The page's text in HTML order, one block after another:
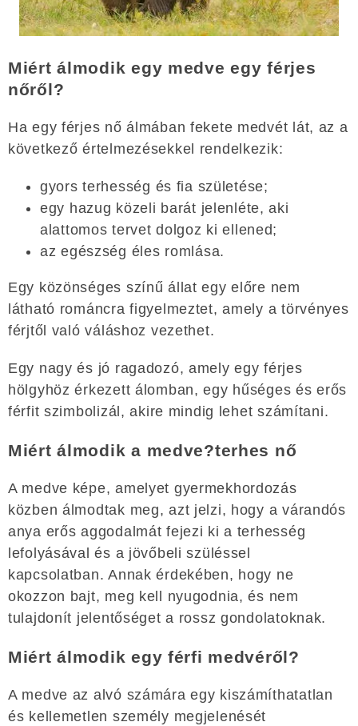
Miért álmodik egy medve egy férjes
nőről?
Ha egy férjes nő álmában fekete medvét lát, az a
következő értelmezésekkel rendelkezik:
gyors terhesség és fia születése;
egy hazug közeli barát jelenléte, aki
alattomos tervet dolgoz ki ellened;
az egészség éles romlása.
Egy közönséges színű állat egy előre nem
látható románcra figyelmeztet, amely a törvényes
férjtől való váláshoz vezethet.
Egy nagy és jó ragadozó, amely egy férjes
hölgyhöz érkezett álomban, egy hűséges és erős
férfit szimbolizál, akire mindig lehet számítani.
Miért álmodik a medve?terhes nő
A medve képe, amelyet gyermekhordozás
közben álmodtak meg, azt jelzi, hogy a várandós
anya erős aggodalmát fejezi ki a terhesség
lefolyásával és a jövőbeli szüléssel
kapcsolatban. Annak érdekében, hogy ne
okozzon bajt, meg kell nyugodnia, és nem
tulajdonít jelentőséget a rossz gondolatoknak.
Miért álmodik egy férfi medvéről?
A medve az alvó számára egy kiszámíthatatlan
és kellemetlen személy megjelenését